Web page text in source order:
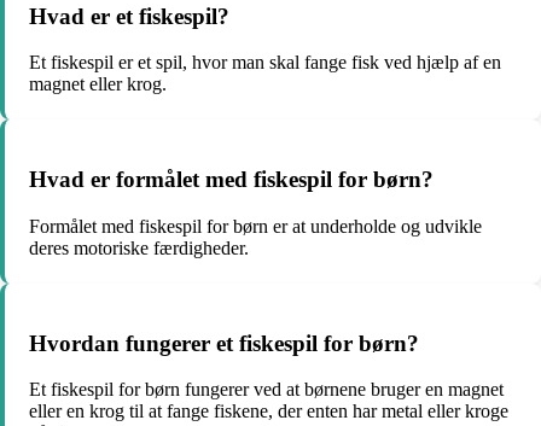
Hvad er et fiskespil?
Et fiskespil er et spil, hvor man skal fange fisk ved hjælp af en
magnet eller krog.
Hvad er formålet med fiskespil for børn?
Formålet med fiskespil for børn er at underholde og udvikle
deres motoriske færdigheder.
Hvordan fungerer et fiskespil for børn?
Et fiskespil for børn fungerer ved at børnene bruger en magnet
eller en krog til at fange fiskene, der enten har metal eller kroge